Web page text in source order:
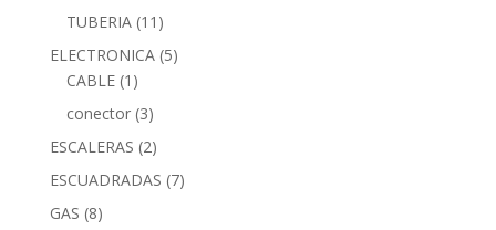
TUBERIA (11)
ELECTRONICA (5)
CABLE (1)
conector (3)
ESCALERAS (2)
ESCUADRADAS (7)
GAS (8)